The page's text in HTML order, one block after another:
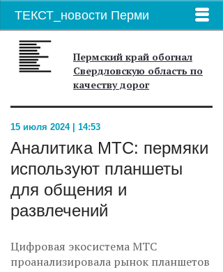
ТЕКСТ_новости Перми
Пермский край обогнал
Свердловскую область по
качеству дорог
15 июля 2024 | 14:53
Аналитика МТС: пермяки
используют планшеты
для общения и
развлечений
Цифровая экосистема МТС
проанализировала рынок планшетов